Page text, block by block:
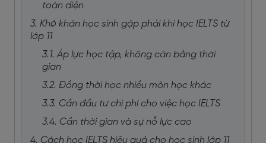
toàn diện
3. Khó khăn học sinh gặp phải khi học IELTS từ
lớp 11
3.1. Áp lực học tập, không cân bằng thời
gian
3.2. Đồng thời học nhiều môn học khác
3.3. Cần đầu tư chi phí cho việc học IELTS
3.4. Cần thời gian và sự nỗ lực cao
4. Cách học IELTS hiệu quả cho học sinh lớp 11